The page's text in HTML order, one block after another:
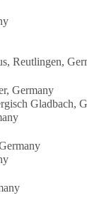
Reutlingen,
Germany
Gladbach,